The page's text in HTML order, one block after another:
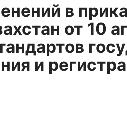
в
от 10
и